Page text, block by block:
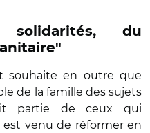
solidarités, du
souhaite en outre que
de la famille des sujets
partie de ceux qui
venu de réformer en